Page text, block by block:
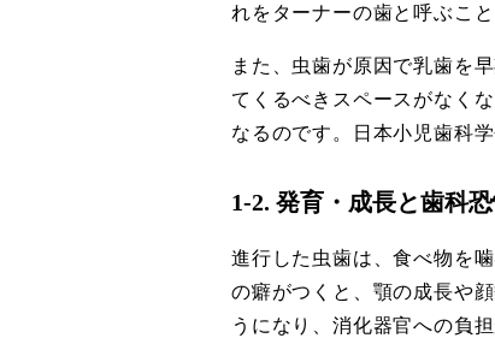
れをターナーの歯と呼ぶこ
また、虫歯が原因で乳歯を
てくるべきスペースがなく
なるのです。日本小児歯科
1-2. 発育・成長と歯科
進行した虫歯は、食べ物を
の癖がつくと、顎の成長や
うになり、消化器官への負